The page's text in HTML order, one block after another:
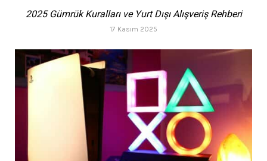
2025 Gümrük Kuralları ve Yurt Dışı Alışveriş Rehberi
17 Kasım 2025